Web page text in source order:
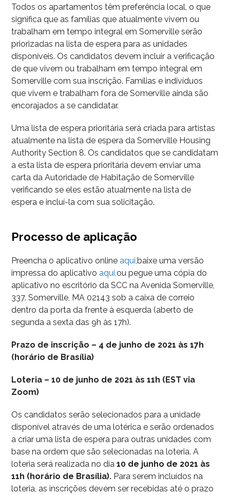
Todos os apartamentos têm preferência local, o que
significa que as famílias que atualmente vivem ou
trabalham em tempo integral em Somerville serão
priorizadas na lista de espera para as unidades
disponíveis. Os candidatos devem incluir a verificação
de que vivem ou trabalham em tempo integral em
Somerville com sua inscrição. Famílias e indivíduos
que vivem e trabalham fora de Somerville ainda são
encorajados a se candidatar.
Uma lista de espera prioritária será criada para artistas
atualmente na lista de espera da Somerville Housing
Authority Section 8. Os candidatos que se candidatam
a esta lista de espera prioritária devem enviar uma
carta da Autoridade de Habitação de Somerville
verificando se eles estão atualmente na lista de
espera e incluí-la com sua solicitação.
Processo de aplicação
Preencha o aplicativo online aqui,baixe uma versão
impressa do aplicativo aqui,ou pegue uma cópia do
aplicativo no escritório da SCC na Avenida Somerville,
337. Somerville, MA 02143 sob a caixa de correio
dentro da porta da frente à esquerda (aberto de
segunda a sexta das 9h às 17h).
Prazo de inscrição – 4 de junho de 2021 às 17h
(horário de Brasília)
Loteria – 10 de junho de 2021 às 11h (EST via
Zoom)
Os candidatos serão selecionados para a unidade
disponível através de uma lotérica e serão ordenados
a criar uma lista de espera para outras unidades com
base na ordem que são selecionadas na loteria. A
loteria será realizada no dia10 de junho de 2021 às
11h (horário de Brasília). Para serem incluídos na
loteria, as inscrições devem ser recebidas até o prazo